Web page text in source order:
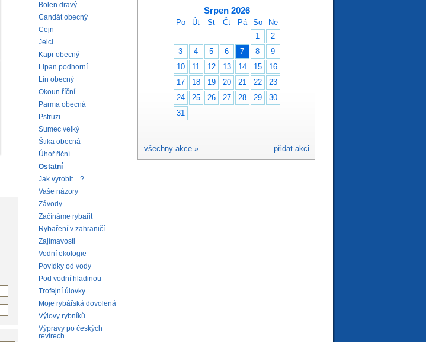
Bolen dravý
Candát obecný
Cejn
Jelci
Kapr obecný
Lipan podhorní
Lín obecný
Okoun říční
Parma obecná
Pstruzi
Sumec velký
Štika obecná
Úhoř říční
Ostatní
Jak vyrobit ...?
Vaše názory
Závody
Začínáme rybařit
Rybaření v zahraničí
Zajímavosti
Vodní ekologie
Povídky od vody
Pod vodní hladinou
Trofejní úlovky
Moje rybářská dovolená
Výlovy rybníků
Výpravy po českých
revírech
Srpen 2026
Po Út St Čt Pá So
Ne
1
2
3
4 5 6 7 8
9
10
11 12 13 14 15
16
17
18 19 20 21 22
23
24
25 26 27 28 29
30
31
přidat akci
všechny akce »